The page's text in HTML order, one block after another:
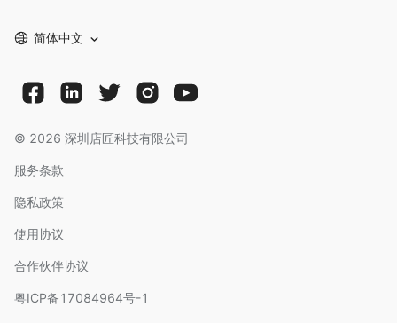
简体中文
© 2026 深圳店匠科技有限公司
服务条款
隐私政策
使用协议
合作伙伴协议
粤ICP备17084964号-1